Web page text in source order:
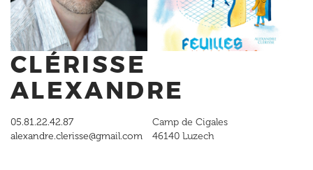
CLÉRISSE
ALEXANDRE
05.81.22.42.87
alexandre.clerisse@gmail.com
Camp de Cigales
46140 Luzech